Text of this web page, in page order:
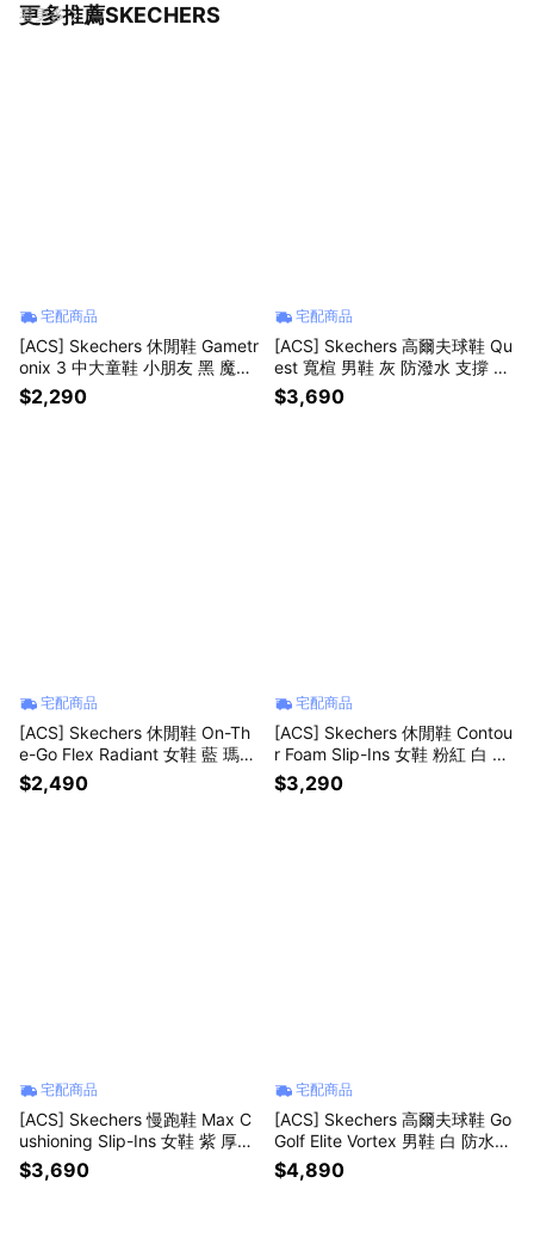
更多推薦SKECHERS
看更多
宅配商品
[ACS] Skechers 休閒鞋 Gametr
onix 3 中大童鞋 小朋友 黑 魔鬼
氈 電玩 402277LBKMT
$2,290
宅配商品
[ACS] Skechers 高爾夫球鞋 Qu
est 寬楦 男鞋 灰 防潑水 支撐 輕
量 214155WGRY
$3,690
宅配商品
[ACS] Skechers 休閒鞋 On-Th
e-Go Flex Radiant 女鞋 藍 瑪莉
珍鞋 黏扣帶 138530NVY
$2,490
宅配商品
[ACS] Skechers 休閒鞋 Contou
r Foam Slip-Ins 女鞋 粉紅 白 運
動鞋 150843WHT
$3,290
宅配商品
[ACS] Skechers 慢跑鞋 Max C
ushioning Slip-Ins 女鞋 紫 厚底
運動鞋 129404LAV
$3,690
宅配商品
[ACS] Skechers 高爾夫球鞋 Go
Golf Elite Vortex 男鞋 白 防水鞋
面 抓地 214139WHT
$4,890